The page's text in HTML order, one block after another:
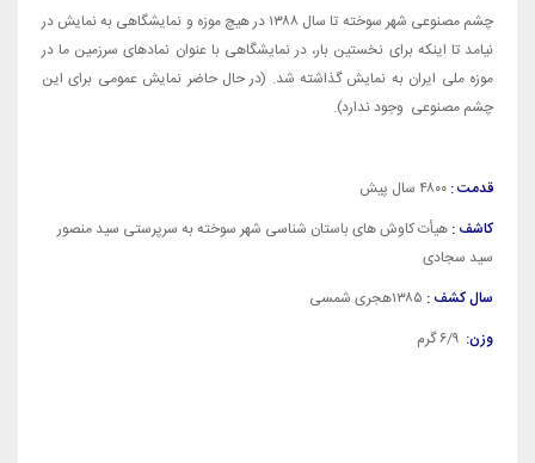
چشم مصنوعی شهر سوخته تا سال ۱۳۸۸ در هیچ موزه و نمایشگاهی به نمایش در
نیامد تا اینکه برای نخستين بار، در نمايشگاهی با عنوان نمادهای سرزمين ما در
موزه ملی ایران به نمايش گذاشته شد. (در حال حاضر نمایش عمومی برای این
چشم مصنوعی وجود ندارد).
قدمت : ۴۸۰۰ سال پیش
کاشف : هیأت کاوش های باستان شناسی شهر سوخته به سرپرستی سید منصور
سید سجادی
سال کشف :
وزن: